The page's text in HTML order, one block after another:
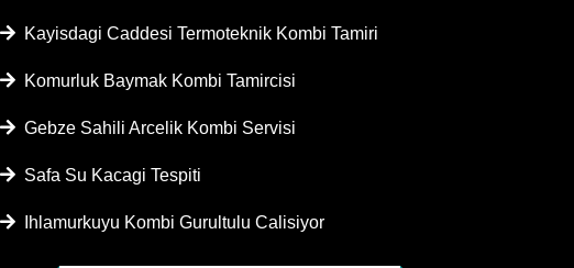
Kayisdagi Caddesi Termoteknik Kombi Tamiri
Komurluk Baymak Kombi Tamircisi
Gebze Sahili Arcelik Kombi Servisi
Safa Su Kacagi Tespiti
Ihlamurkuyu Kombi Gurultulu Calisiyor